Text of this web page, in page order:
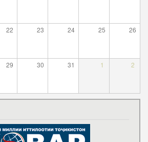
22 23 24 25 26
29 30 31 1 2